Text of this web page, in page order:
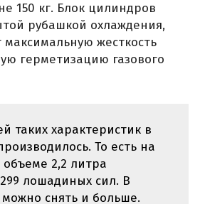
150 кг. Блок цилиндров
рубашкой охлаждения,
максимальную жесткость
герметизацию газового
таких характеристик в
То есть на
2,2 литра
лошадиных сил. В
снять и больше.